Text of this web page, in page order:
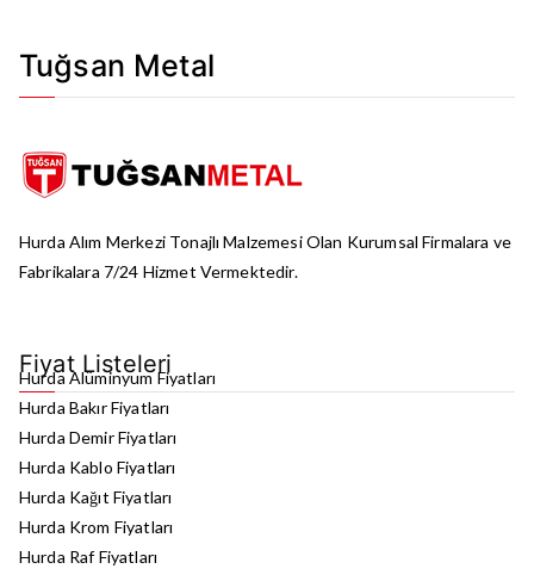
Tuğsan Metal
Hurda Alım Merkezi Tonajlı Malzemesi Olan Kurumsal Firmalara ve
Fabrikalara 7/24 Hizmet Vermektedir.
Fiyat Listeleri
Hurda Alüminyum Fiyatları
Hurda Bakır Fiyatları
Hurda Demir Fiyatları
Hurda Kablo Fiyatları
Hurda Kağıt Fiyatları
Hurda Krom Fiyatları
Hurda Raf Fiyatları